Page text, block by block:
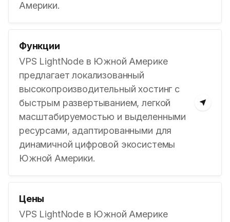
Америки.
Функции
VPS LightNode в Южной Америке
предлагает локализованный
высокопроизводительный хостинг с
быстрым развертыванием, легкой
масштабируемостью и выделенными
ресурсами, адаптированными для
динамичной цифровой экосистемы
Южной Америки.
Цены
VPS LightNode в Южной Америке